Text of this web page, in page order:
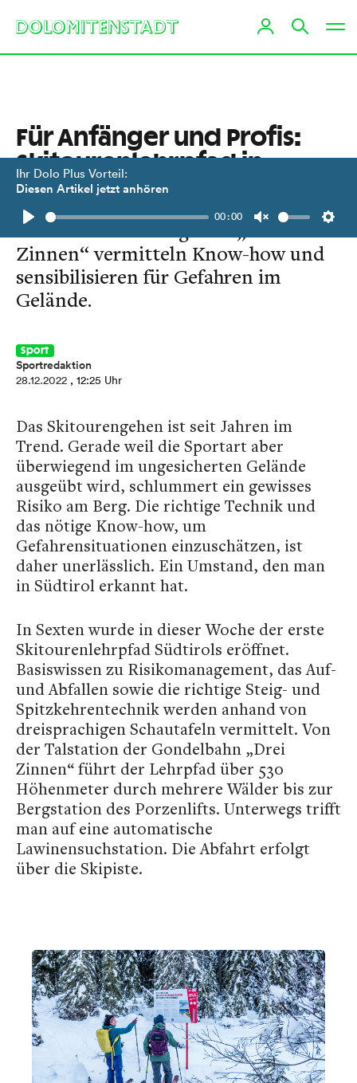
Ihr Dolo Plus Vorteil:
Diesen Artikel jetzt anhören
Play
00:00
Unmute
Für Anfänger und Profis:
Skitourenlehrpfad in
Sexten
Schautafeln im Skigebiet „Drei
Zinnen“ vermitteln Know-how und
sensibilisieren für Gefahren im
Gelände.
Sport
Sportredaktion
28.12.2022 , 12:25 Uhr
Das Skitourengehen ist seit Jahren im
Trend. Gerade weil die Sportart aber
überwiegend im ungesicherten Gelände
ausgeübt wird, schlummert ein gewisses
Risiko am Berg. Die richtige Technik und
das nötige Know-how, um
Gefahrensituationen einzuschätzen, ist
daher unerlässlich. Ein Umstand, den man
in Südtirol erkannt hat.
In Sexten wurde in dieser Woche der erste
Skitourenlehrpfad Südtirols eröffnet.
Basiswissen zu Risikomanagement, das Auf-
und Abfallen sowie die richtige Steig- und
Spitzkehrentechnik werden anhand von
dreisprachigen Schautafeln vermittelt. Von
der Talstation der Gondelbahn „Drei
Zinnen“ führt der Lehrpfad über 530
Höhenmeter durch mehrere Wälder bis zur
Bergstation des Porzenlifts. Unterwegs trifft
man auf eine automatische
Lawinensuchstation. Die Abfahrt erfolgt
über die Skipiste.